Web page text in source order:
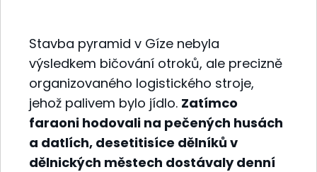
Stavba pyramid v Gíze nebyla
výsledkem bičování otroků, ale precizně
organizovaného logistického stroje,
jehož palivem bylo jídlo. Zatímco
faraoni hodovali na pečených husách
a datlích, desetitisíce dělníků v
dělnických městech dostávaly denní